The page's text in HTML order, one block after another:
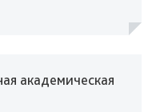
академическая